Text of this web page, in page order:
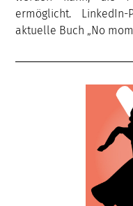
ermöglicht.
aktuelle Buch „No